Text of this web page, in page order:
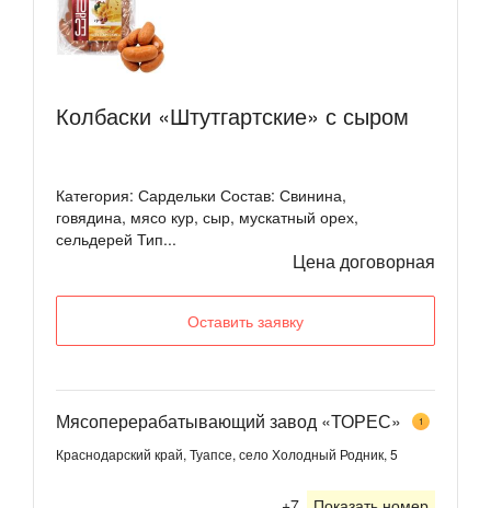
Колбаски «Штутгартские» с сыром
Категория: Сардельки Состав: Свинина,
говядина, мясо кур, сыр, мускатный орех,
сельдерей Тип...
Цена договорная
Оставить заявку
Мясоперерабатывающий завод «ТОРЕС» 1
Краснодарский край, Туапсе, село Холодный Родник, 5